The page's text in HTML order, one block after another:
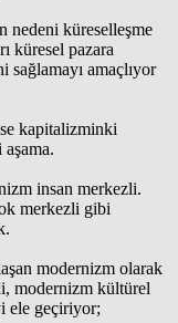
nedeni küreselleşme
küresel pazara
amaçlıyor
kapitalizminki
insan merkezli.
merkezli gibi
modernizm olarak
modernizm kültürel
ele geçiriyor;